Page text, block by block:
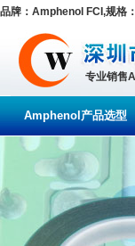
品牌：Amphenol FCI,规格
专业销售
Amphenol产品选型